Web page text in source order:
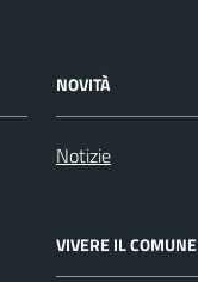
NOVITÀ
Notizie
VIVERE IL COMUNE